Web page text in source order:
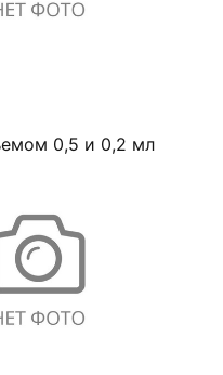
0,5 и 0,2 мл